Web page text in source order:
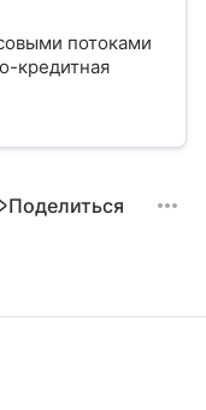
потоками
кредитная
Поделиться